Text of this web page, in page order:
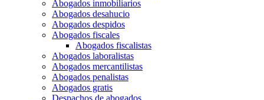
Abogados inmobiliarios
Abogados desahucio
Abogados despidos
Abogados fiscales
Abogados fiscalistas
Abogados laboralistas
Abogados mercantilistas
Abogados penalistas
Abogados gratis
Despachos de abogados